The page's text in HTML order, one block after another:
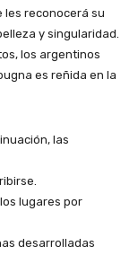
les reconocerá su
y singularidad.
los argentinos
es reñida en la
las
lugares por
desarrolladas